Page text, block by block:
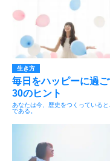
生き方
毎日をハッピーに過
30のヒント
あなたは今、歴史をつくっていると
である。